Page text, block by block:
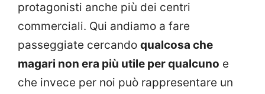
protagonisti anche più dei centri
commerciali. Qui andiamo a fare
passeggiate cercando qualcosa che
magari non era più utile per qualcuno e
che invece per noi può rappresentare un